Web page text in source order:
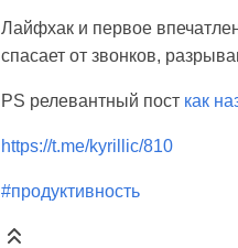
Лайфхак и первое
спасает от звонков,
PS релевантный пост как
https://t.me/kyrillic/810
#продуктивность